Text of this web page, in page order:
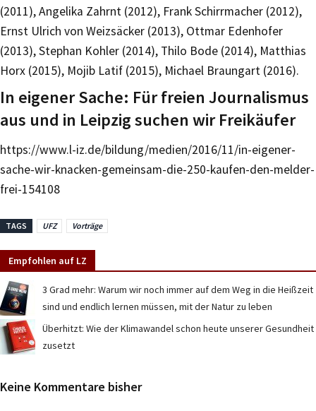
(2011), Angelika Zahrnt (2012), Frank Schirrmacher (2012),
Ernst Ulrich von Weizsäcker (2013), Ottmar Edenhofer
(2013), Stephan Kohler (2014), Thilo Bode (2014), Matthias
Horx (2015), Mojib Latif (2015), Michael Braungart (2016).
In eigener Sache: Für freien Journalismus
aus und in Leipzig suchen wir Freikäufer
https://www.l-iz.de/bildung/medien/2016/11/in-eigener-
sache-wir-knacken-gemeinsam-die-250-kaufen-den-melder-
frei-154108
TAGS UFZ Vorträge
Empfohlen auf LZ
3 Grad mehr: Warum wir noch immer auf dem Weg in die Heißzeit
sind und endlich lernen müssen, mit der Natur zu leben
Überhitzt: Wie der Klimawandel schon heute unserer Gesundheit
zusetzt
Keine Kommentare bisher